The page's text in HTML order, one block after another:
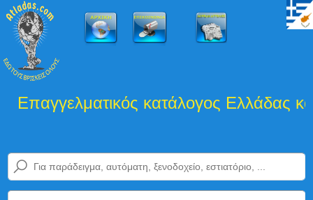
κατάλογος Ελλάδας και